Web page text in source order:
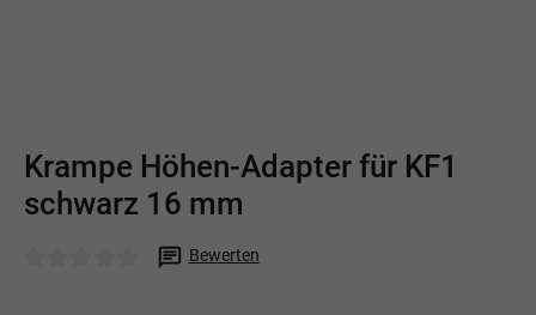
Krampe Höhen-Adapter für KF1
schwarz 16 mm
Bewerten